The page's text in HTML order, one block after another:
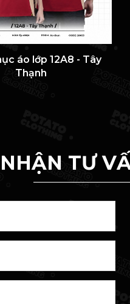
áo lớp 12A8 - Tây
Thạnh
NHẬN TƯ